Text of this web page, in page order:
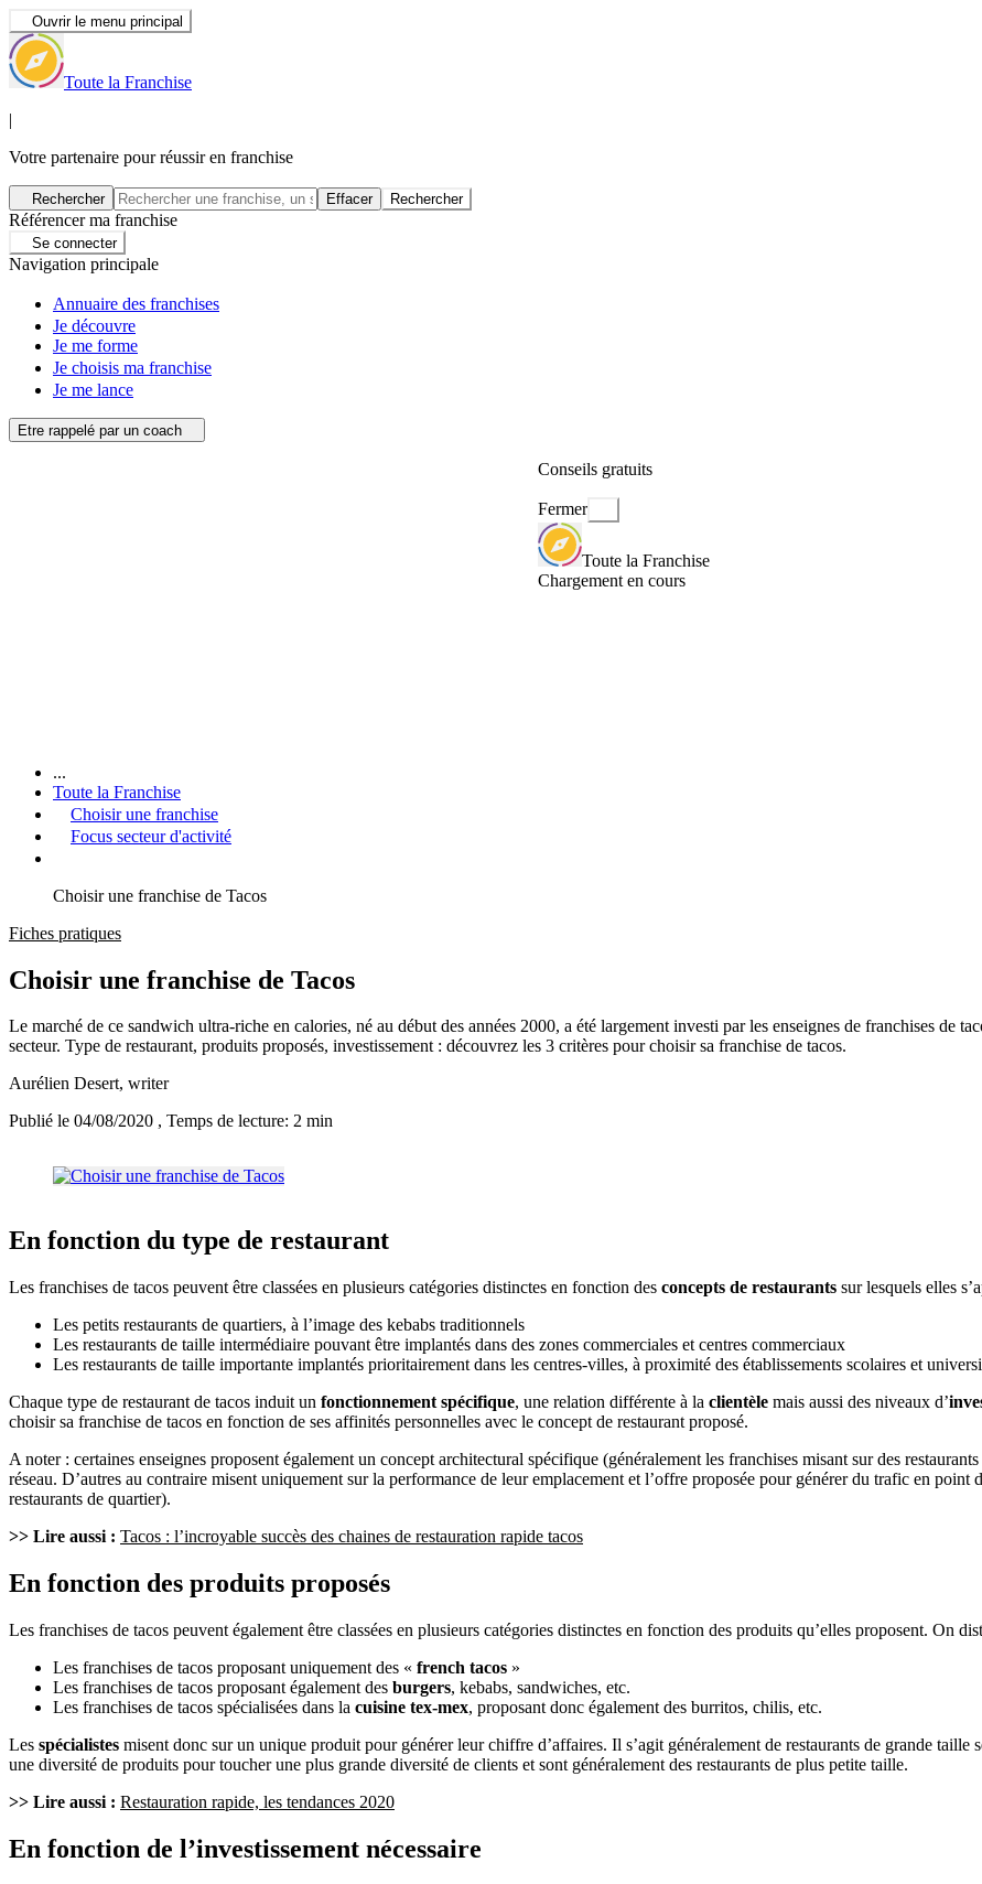
Ouvrir le menu principal
Toute la Franchise
|
Votre partenaire pour réussir en franchise
Rechercher Effacer Rechercher
Référencer ma franchise
Se connecter
Navigation principale
Annuaire des franchises
Je découvre
Je me forme
Je choisis ma franchise
Je me lance
Etre rappelé par un coach
Conseils gratuits
Fermer
Toute la Franchise
Chargement en cours
...
Toute la Franchise
Choisir une franchise
Focus secteur d'activité
Choisir une franchise de Tacos
Fiches pratiques
Choisir une franchise de Tacos
Le marché de ce sandwich ultra-riche en calories, né au début des années 2000, a été largement investi par les enseignes de franchises de
secteur. Type de restaurant, produits proposés, investissement : découvrez les 3 critères pour choisir sa franchise de tacos.
Aurélien Desert, writer
Publié le 04/08/2020 , Temps de lecture: 2 min
En fonction du type de restaurant
Les franchises de tacos peuvent être classées en plusieurs catégories distinctes en fonction des concepts de restaurants sur lesquels elles
Les petits restaurants de quartiers, à l’image des kebabs traditionnels
Les restaurants de taille intermédiaire pouvant être implantés dans des zones commerciales et centres commerciaux
Les restaurants de taille importante implantés prioritairement dans les centres-villes, à proximité des établissements scolaires et
Chaque type de restaurant de tacos induit un fonctionnement spécifique, une relation différente à la clientèle mais aussi des niveaux d’
choisir sa franchise de tacos en fonction de ses affinités personnelles avec le concept de restaurant proposé.
A noter : certaines enseignes proposent également un concept architectural spécifique (généralement les franchises misant sur des
réseau. D’autres au contraire misent uniquement sur la performance de leur emplacement et l’offre proposée pour générer du trafic en point
restaurants de quartier).
>> Lire aussi : Tacos : l’incroyable succès des chaines de restauration rapide tacos
En fonction des produits proposés
Les franchises de tacos peuvent également être classées en plusieurs catégories distinctes en fonction des produits qu’elles proposent. On
Les franchises de tacos proposant uniquement des « french tacos »
Les franchises de tacos proposant également des burgers, kebabs, sandwiches, etc.
Les franchises de tacos spécialisées dans la cuisine tex-mex, proposant donc également des burritos, chilis, etc.
Les spécialistes misent donc sur un unique produit pour générer leur chiffre d’affaires. Il s’agit généralement de restaurants de grande
une diversité de produits pour toucher une plus grande diversité de clients et sont généralement des restaurants de plus petite taille.
>> Lire aussi : Restauration rapide, les tendances 2020
En fonction de l’investissement nécessaire